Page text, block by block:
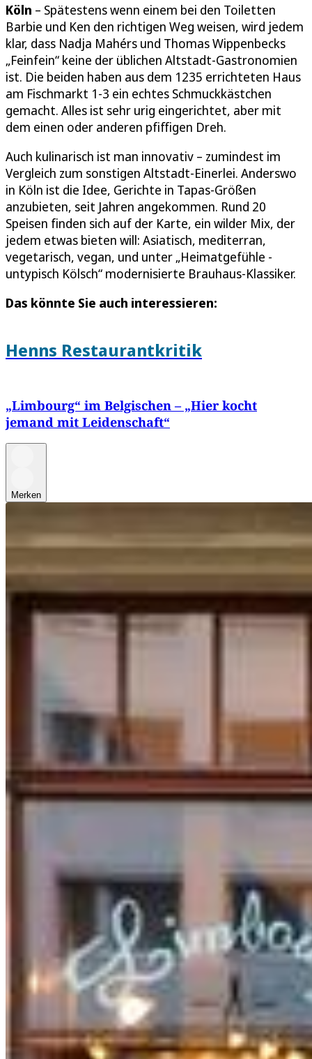
Köln – Spätestens wenn einem bei den Toiletten
Barbie und Ken den richtigen Weg weisen, wird jedem
klar, dass Nadja Mahérs und Thomas Wippenbecks
„Feinfein“ keine der üblichen Altstadt-Gastronomien
ist. Die beiden haben aus dem 1235 errichteten Haus
am Fischmarkt 1-3 ein echtes Schmuckkästchen
gemacht. Alles ist sehr urig eingerichtet, aber mit
dem einen oder anderen pfiffigen Dreh.
Auch kulinarisch ist man innovativ – zumindest im
Vergleich zum sonstigen Altstadt-Einerlei. Anderswo
in Köln ist die Idee, Gerichte in Tapas-Größen
anzubieten, seit Jahren angekommen. Rund 20
Speisen finden sich auf der Karte, ein wilder Mix, der
jedem etwas bieten will: Asiatisch, mediterran,
vegetarisch, vegan, und unter „Heimatgefühle -
untypisch Kölsch“ modernisierte Brauhaus-Klassiker.
Das könnte Sie auch interessieren:
Henns Restaurantkritik
„Limbourg“ im Belgischen – „Hier kocht
jemand mit Leidenschaft“
Merken